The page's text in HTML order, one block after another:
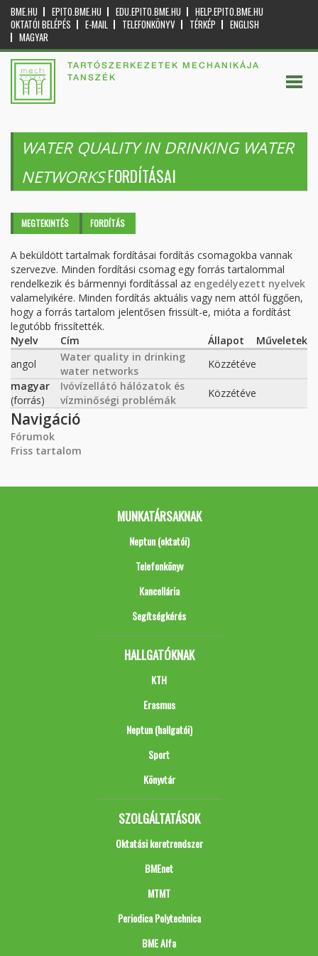
BME.HU EPITO.BME.HU EDU.EPITO.BME.HU
HELP.EPITO.BME.HU
OKTATÓI BELÉPÉS
E-MAIL TELEFONKÖNYV TÉRKÉP
ENGLISH
MAGYAR
TARTÓSZERKEZETEK MECHANIKÁJA
TANSZÉK
WATER QUALITY IN DRINKING WATER
NETWORKSFORDÍTÁSAI
Elsődleges fülek
MEGTEKINTÉS FORDÍTÁS
A beküldött tartalmak fordításai fordítás csomagokba vannak
szervezve. Minden fordítási csomag egy forrás tartalommal
rendelkezik és bármennyi fordítással az engedélyezett nyelvek
valamelyikére. Minden fordítás aktuális vagy nem attól függően,
hogy a forrás tartalom jelentősen frissült-e, mióta a fordítást
legutóbb frissítették.
Nyelv
Cím Állapot
Műveletek
angol
Water quality in drinking
water networks
Közzétéve
magyar
(forrás)
Ivóvízellátó hálózatok és
vízminőségi problémák
Közzétéve
Navigáció
Fórumok
Friss tartalom
MUNKATÁRSAKNAK
Neptun (oktatói)
Telefonkönyv
Kancellária
Segítségkérés
HALLGATÓKNAK
KTH
Erasmus
Neptun (hallgatói)
Sport
Könyvtár
SZOLGÁLTATÁSOK
Oktatási keretrendszer
BMEnet
MTMT
Periodica Polytechnica
BME Alfa